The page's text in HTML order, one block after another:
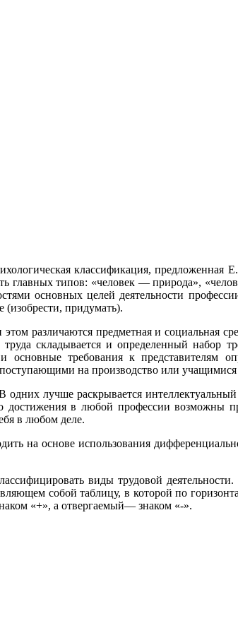
классификация, предложенная
главных типов: «человек — природа»,
основных целей деятельности
(изобрести, придумать).
различаются предметная и социальная
складывается и определенный набор
требования к представителям
на производство или учащимися
лучше раскрывается интеллектуальный
в любой профессии возможны
в любом деле.
на основе использования
виды трудовой
собой таблицу, в которой по
«+», а отвергаемый— знаком «-».